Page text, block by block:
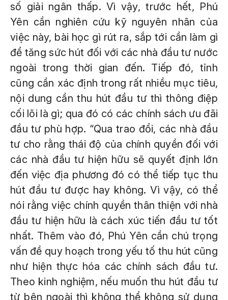
số giải ngân thấp. Vì vậy, trước hết, Phú
Yên cần nghiên cứu kỹ nguyên nhân của
việc này, bài học gì rút ra, sắp tới cần làm gì
để tăng sức hút đối với các nhà đầu tư nước
ngoài trong thời gian đến. Tiếp đó, tỉnh
cũng cần xác định trong rất nhiều mục tiêu,
nội dung cần thu hút đầu tư thì thông điệp
cối lõi là gì; qua đó có các chính sách ưu đãi
đầu tư phù hợp. “Qua trao đổi, các nhà đầu
tư cho rằng thái độ của chính quyền đối với
các nhà đầu tư hiện hữu sẽ quyết định lớn
đến việc địa phương đó có thể tiếp tục thu
hút đầu tư được hay không. Vì vậy, có thể
nói rằng việc chính quyền thân thiện với nhà
đầu tư hiện hữu là cách xúc tiến đầu tư tốt
nhất. Thêm vào đó, Phú Yên cần chú trọng
vấn đề quy hoạch trong yếu tố thu hút cũng
như hiện thực hóa các chính sách đầu tư.
Theo kinh nghiệm, nếu muốn thu hút đầu tư
từ bên ngoài thì không thể không sử dụng